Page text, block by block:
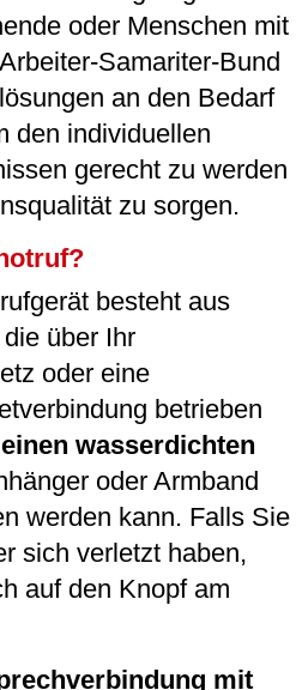
oder Menschen mit
Samariter-Bund
an den Bedarf
den individuellen
gerecht zu werden
zu sorgen.
besteht aus
die über Ihr
oder eine
betrieben
wasserdichten
oder Armband
werden kann. Falls Sie
sich verletzt haben,
auf den Knopf am
mit